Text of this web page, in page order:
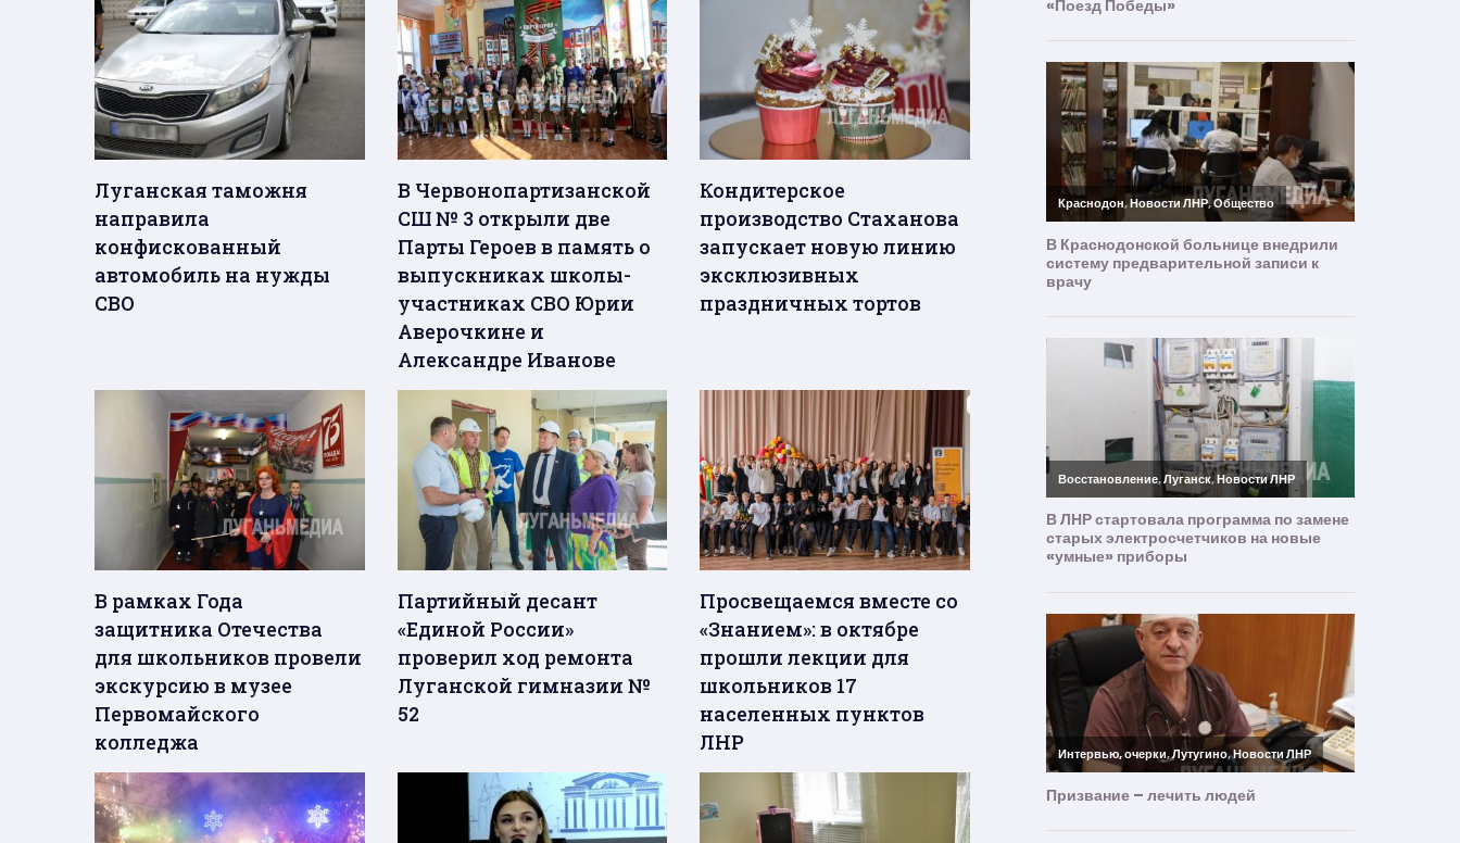
Луганская таможня
направила
конфискованный
автомобиль на нужды
СВО
В Червонопартизанской
СШ № 3 открыли две
Парты Героев в память о
выпускниках школы-
участниках СВО Юрии
Аверочкине и
Александре Иванове
Кондитерское
производство Стаханова
запускает новую линию
эксклюзивных
праздничных тортов
В рамках Года
защитника Отечества
для школьников провели
экскурсию в музее
Первомайского
колледжа
Партийный десант
«Единой России»
проверил ход ремонта
Луганской гимназии №
52
Просвещаемся вместе со
«Знанием»: в октябре
прошли лекции для
школьников 17
населенных пунктов
ЛНР